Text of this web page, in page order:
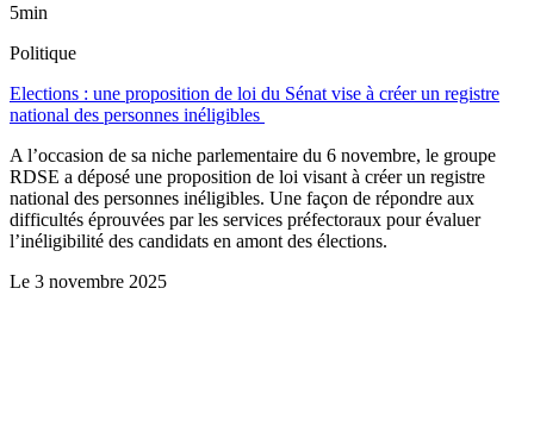
5min
Politique
Elections : une proposition de loi du Sénat vise à créer un registre
national des personnes inéligibles
A l’occasion de sa niche parlementaire du 6 novembre, le groupe
RDSE a déposé une proposition de loi visant à créer un registre
national des personnes inéligibles. Une façon de répondre aux
difficultés éprouvées par les services préfectoraux pour évaluer
l’inéligibilité des candidats en amont des élections.
Le 3 novembre 2025